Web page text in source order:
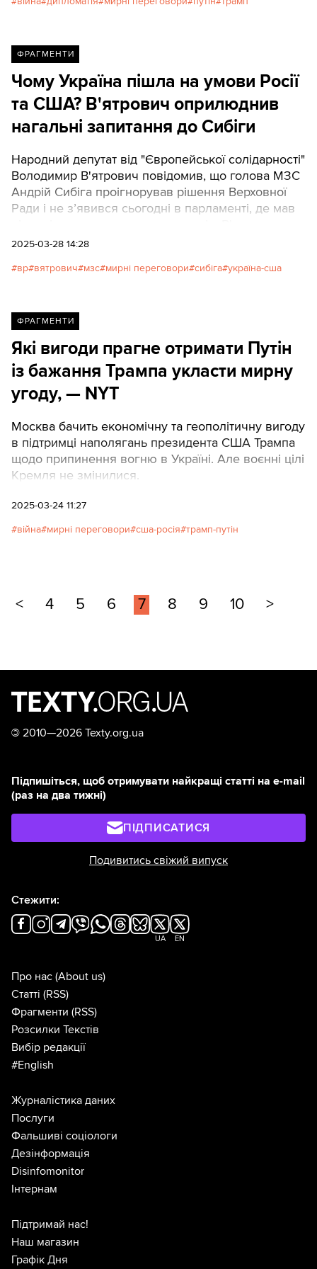
ФРАГМЕНТИ
Чому Україна пішла на умови Росії
та США? В'ятрович оприлюднив
нагальні запитання до Сибіги
Народний депутат від "Європейської солідарності"
Володимир В'ятрович повідомив, що голова МЗС
Андрій Сибіга проігнорував рішення Верховної
Ради і не з’явився сьогодні в парламенті, де мав
своїй сторінці у фейсбуці оприлюднив запитання,
справ, але не зміг це зробити через його неявку.
2025-03-28 14:28
вр вятрович мзс мирні переговори сибіга україна-сша
ФРАГМЕНТИ
Які вигоди прагне отримати Путін
із бажання Трампа укласти мирну
угоду, — NYT
Москва бачить економічну та геополітичну вигоду
в підтримці наполягань президента США Трампа
щодо припинення вогню в Україні. Але воєнні цілі
Кремля не змінилися.
2025-03-24 11:27
війна мирні переговори сша-росія трамп-путін
< 4 5 6 7 8 9 10 >
© 2010—2026 Texty.org.ua
Підпишіться, щоб отримувати найкращі статті на e-mail
(раз на два тижні)
ПІДПИСАТИСЯ
Подивитись свіжий випуск
Стежити:
UA EN
Про нас (About us)
Статті (RSS)
Фрагменти (RSS)
Розсилки Текстів
Вибір редакції
#English
Журналістика даних
Послуги
Фальшиві соціологи
Дезінформація
Disinfomonitor
Інтернам
Підтримай нас!
Наш магазин
Графік Дня